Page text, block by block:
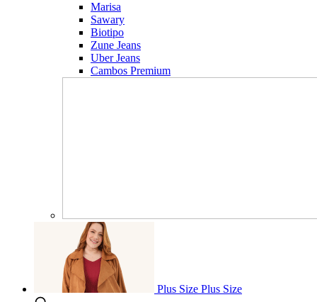
Marisa
Sawary
Biotipo
Zune Jeans
Uber Jeans
Cambos Premium
Plus Size Plus Size